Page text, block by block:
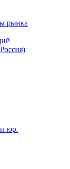
рынка
и юр.